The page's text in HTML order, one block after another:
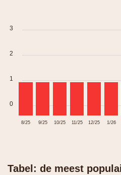
3
2
1
0
8/25 9/25 10/25 11/25 12/25 1/26
Tabel: de meest